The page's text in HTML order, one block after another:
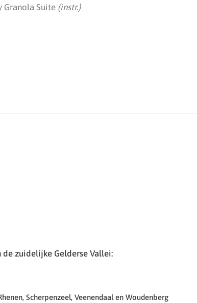
Granola Suite (instr.)
zuidelijke Gelderse Vallei:
Scherpenzeel, Veenendaal en Woudenberg